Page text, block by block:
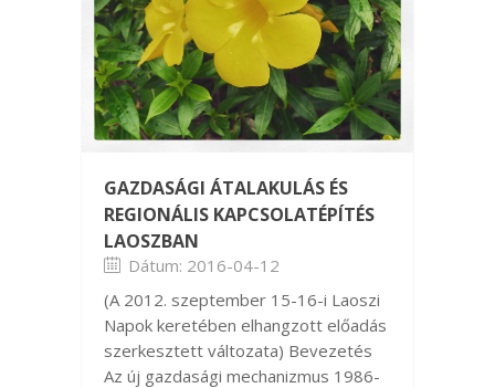
GAZDASÁGI ÁTALAKULÁS ÉS
REGIONÁLIS KAPCSOLATÉPÍTÉS
LAOSZBAN
Dátum: 2016-04-12
(A 2012. szeptember 15-16-i Laoszi
Napok keretében elhangzott előadás
szerkesztett változata) Bevezetés
Az új gazdasági mechanizmus 1986-